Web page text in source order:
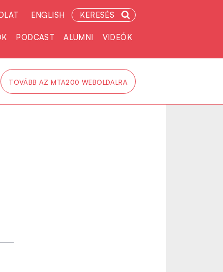
ENGLISH KERESÉS
PODCAST ALUMNI VIDEÓK
TOVÁBB AZ MTA200 WEBOLDALRA